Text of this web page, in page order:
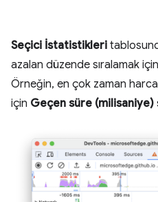
Seçici İstatistikleri
azalan düzende sıralamak için
Örneğin, en çok zaman
için Geçen süre (milisaniye)